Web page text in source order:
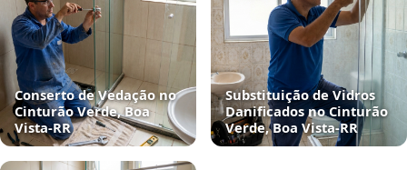
Conserto de Vedação no
Cinturão Verde, Boa
Vista‑RR
Substituição de Vidros
Danificados no Cinturão
Verde, Boa Vista‑RR